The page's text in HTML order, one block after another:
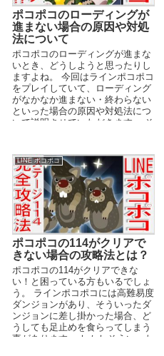
ポコポコのローディングが
進まない場合の原因や対処
法について
ポコポコのローディングが進まな
いとき、どうしようと思ったりし
ますよね。 今回はラインポコポコ
をプレイしていて、ローディング
がなかなか進まない・終わらない
といった場合の原因や対処法につ
いて説明させていただきます。 そ
LINE ポコポコ
ポコポコの114がクリアで
きない場合の攻略法とは？
ポコポコの114がクリアできな
い！と困っている方もいるでしょ
う。 ラインポコポコには高難易度
ダンジョンがあり、そういったダ
ンジョンに差し掛かった場合、ど
うしても足止めを食らってしまう
事があります。 しかしそういった